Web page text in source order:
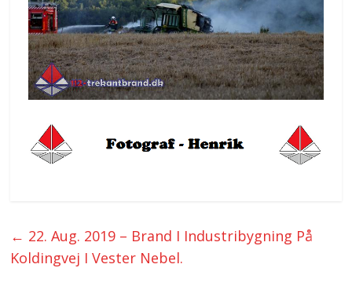
← 22. Aug. 2019 – Brand I Industribygning På
Koldingvej I Vester Nebel.